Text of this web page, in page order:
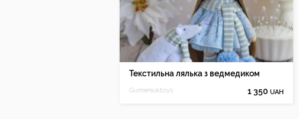
Текстильна лялька з ведмедиком
Gumeniuktoys 1 350UAH